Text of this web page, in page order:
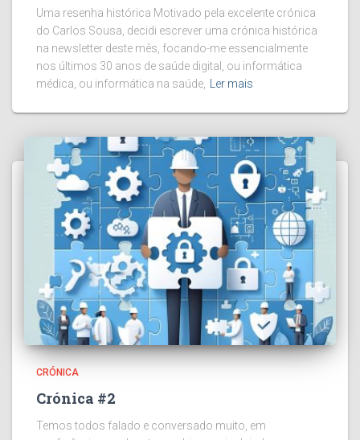
Uma resenha histórica Motivado pela excelente crónica
do Carlos Sousa, decidi escrever uma crónica histórica
na newsletter deste mês, focando-me essencialmente
nos últimos 30 anos de saúde digital, ou informática
médica, ou informática na saúde, Ler mais
CRÓNICA
Crónica #2
Temos todos falado e conversado muito, em